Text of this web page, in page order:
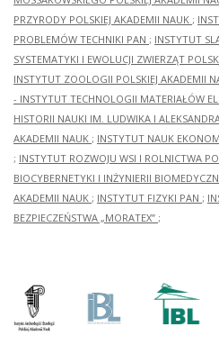
PRZYRODY POLSKIEJ AKADEMII NAUK ;
PROBLEMÓW TECHNIKI PAN ; INSTYTUT
SYSTEMATYKI I EWOLUCJI ZWIERZĄT
INSTYTUT ZOOLOGII POLSKIEJ AKADEMII
- INSTYTUT TECHNOLOGII MATERIAŁÓW
HISTORII NAUKI IM. LUDWIKA I
AKADEMII NAUK ; INSTYTUT NAUK
; INSTYTUT ROZWOJU WSI I ROLNICTWA
BIOCYBERNETYKI I INŻYNIERII
AKADEMII NAUK ; INSTYTUT FIZYKI PAN ;
BEZPIECZEŃSTWA „MORATEX” ;